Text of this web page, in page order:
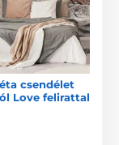
csendélet
Love felirattal